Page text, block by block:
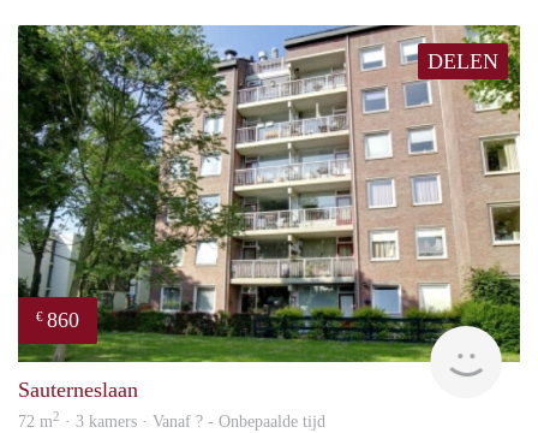
DELEN
€ 860
Sauterneslaan
72 m2 · 3 kamers · Vanaf ? - Onbepaalde tijd